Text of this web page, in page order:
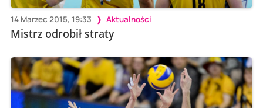
14 Marzec 2015, 19:33 Aktualności
Mistrz odrobił straty